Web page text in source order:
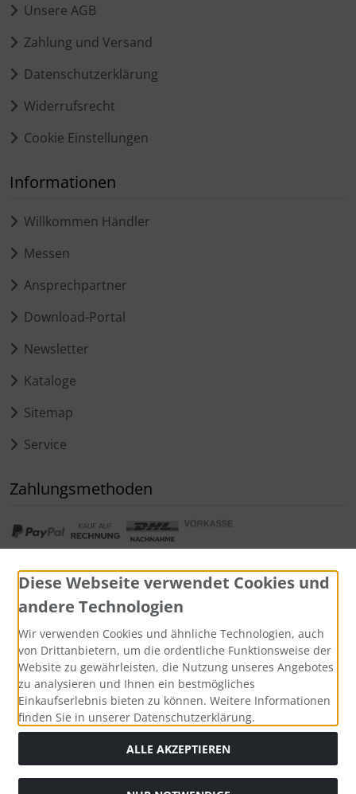
Unsere AGB
Zahlung und Versand
Datenschutzerklärung
Widerrufsrecht
Cookie Einstellungen
Informationen
Willkommen Händler
Messen
Ansprechpartner
Download-Portal
Newsletter
Kataloge
Sitemap
Service
Zahlungsmethoden
Alle Preise inkl. gesetzl. MwSt. zzgl.Versandkosten
Diese Webseite verwendet Cookies und
andere Technologien
Wir verwenden Cookies und ähnliche Technologien, auch
von Drittanbietern, um die ordentliche Funktionsweise der
Website zu gewährleisten, die Nutzung unseres Angebotes
zu analysieren und Ihnen ein bestmögliches
Einkaufserlebnis bieten zu können. Weitere Informationen
finden Sie in unserer Datenschutzerklärung.
ALLE AKZEPTIEREN